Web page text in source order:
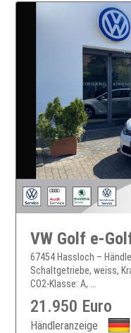
67454 Hassloch –
Schaltgetriebe, weiss,
CO2-Klasse: A, ...
21.950 Euro
Händleranzeige